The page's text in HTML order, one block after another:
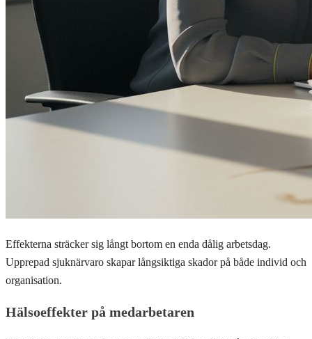
Effekterna sträcker sig långt bortom en enda dålig arbetsdag.
Upprepad sjuknärvaro skapar långsiktiga skador på både individ och
organisation.
Hälsoeffekter på medarbetaren